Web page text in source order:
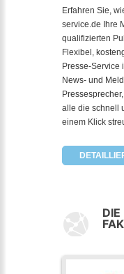
Erfahren Sie,
service.de Ihre
qualifizierten
Flexibel,
Presse-Service
News- und
alle die schnell
einem Klick
DIE